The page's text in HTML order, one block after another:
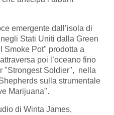
emergente dall’isola di
Stati Uniti dalla Green
Smoke Pot" prodotta a
poi l’oceano fino
"Strongest Soldier", nella
sulla strumentale
Marijuana".
di Winta James,